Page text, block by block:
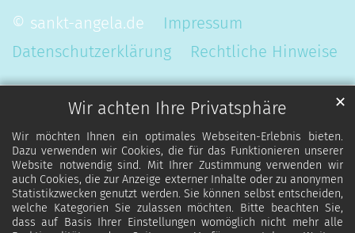
Wir achten Ihre Privatsphäre
Wir möchten Ihnen ein optimales Webseiten-Erlebnis bieten.
Dazu verwenden wir Cookies, die für das Funktionieren unserer
Website notwendig sind. Mit Ihrer Zustimmung verwenden wir
auch Cookies, die zur Anzeige externer Inhalte oder zu anonymen
Statistikzwecken genutzt werden. Sie können selbst entscheiden,
welche Kategorien Sie zulassen möchten. Bitte beachten Sie,
dass auf Basis Ihrer Einstellungen womöglich nicht mehr alle
✕
© sankt-angela.de
Impressum
Datenschutzerklärung
Rechtliche Hinweise